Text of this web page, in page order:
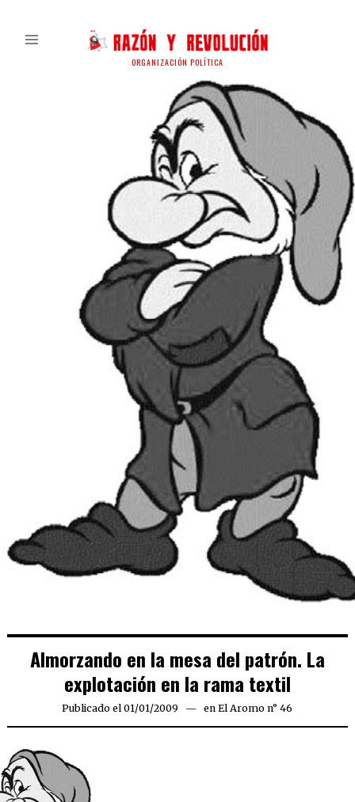
ORGANIZACIÓN POLÍTICA
Almorzando en la mesa del patrón. La
explotación en la rama textil
Publicado el 01/01/2009 25/03/2020
en El Aromo n° 46